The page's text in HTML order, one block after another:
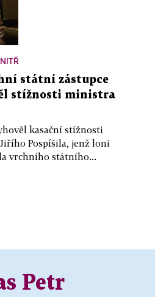
státní zástupce
stížnosti ministra
kasační stížnosti
Pospíšila, jenž loni
vrchního státního...
Petr